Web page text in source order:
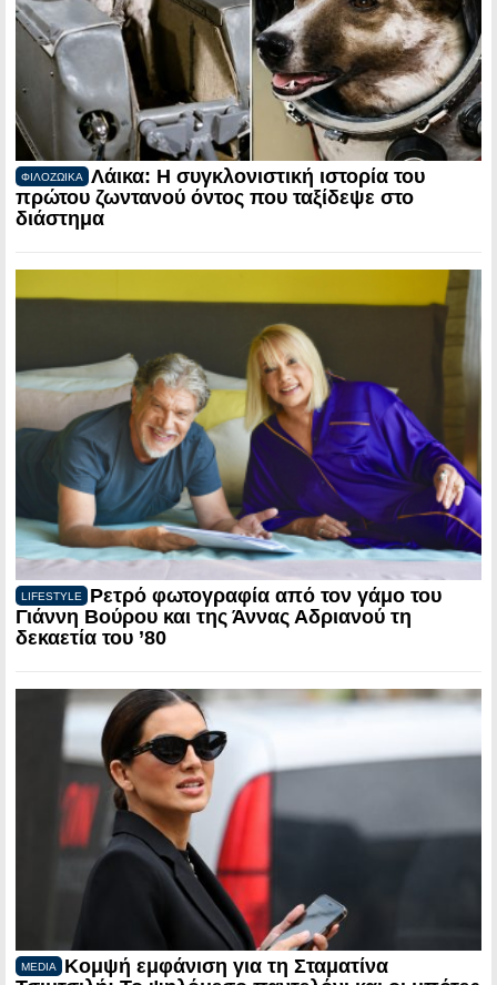
ΦΙΛΟΖΩΙΚΑ
Λάικα: Η συγκλονιστική ιστορία του
πρώτου ζωντανού όντος που ταξίδεψε στο
διάστημα
LIFESTYLE
Ρετρό φωτογραφία από τον γάμο του
Γιάννη Βούρου και της Άννας Αδριανού τη
δεκαετία του ’80
MEDIA
Κομψή εμφάνιση για τη Σταματίνα